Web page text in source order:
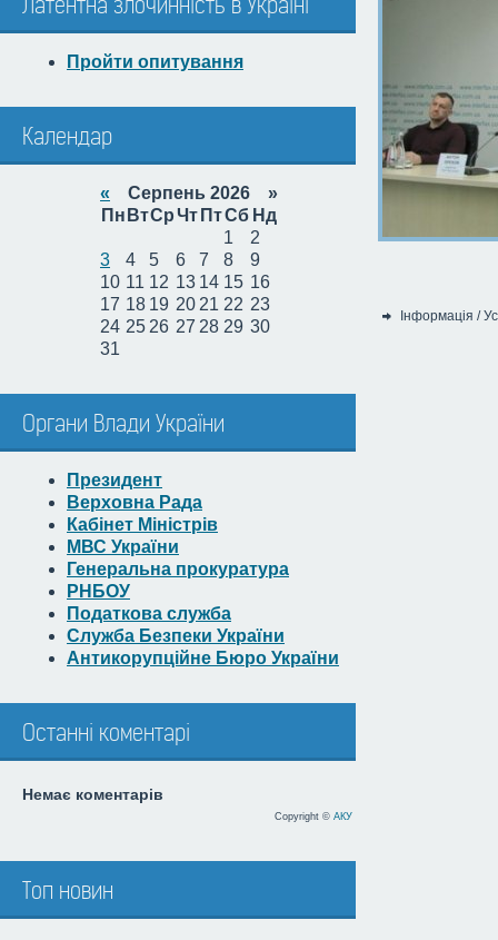
Пройти опитування
Календар
« Серпень 2026 »
Пн ВтСрЧт ПтСб Нд
1
2
3
4 5 6 7 8
9
10 11 12 13 14 15 16
17 18 19 20 21 22 23
24 25 26 27 28 29 30
31
Органи Влади України
Президент
Верховна Рада
Кабінет Міністрів
МВС України
Генеральна прокуратура
РНБОУ
Податкова служба
Служба Безпеки України
Антикорупційне Бюро України
Останні коментарі
Немає коментарів
Copyright © АКУ
Топ новин
Інформація /